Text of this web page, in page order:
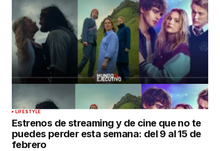
LIFESTYLE
Estrenos de streaming y de cine que no te
puedes perder esta semana: del 9 al 15 de
febrero